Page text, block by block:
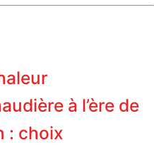
à l’ère de
: choix